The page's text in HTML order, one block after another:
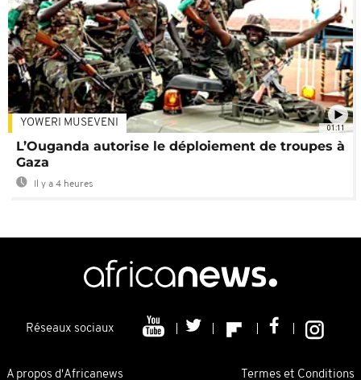
01:11
YOWERI MUSEVENI
L’Ouganda autorise le déploiement de troupes à
Gaza
Il y a 4 heures
Réseaux sociaux
A propos d'Africanews Termes et Conditions